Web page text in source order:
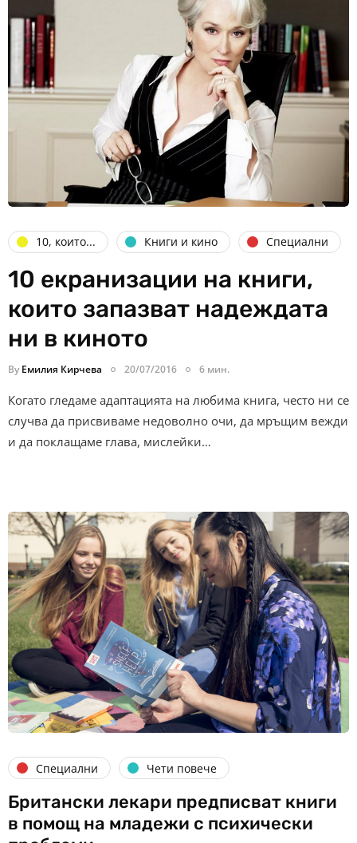
10, които... Книги и кино Специални
10 екранизации на книги,
които запазват надеждата
ни в киното
By Емилия Кирчева 20/07/2016 6 мин.
Когато гледаме адаптацията на любима книга, често ни се
случва да присвиваме недоволно очи, да мръщим вежди
и да поклащаме глава, мислейки…
Специални Чети повече
Британски лекари предписват книги
в помощ на младежи с психически